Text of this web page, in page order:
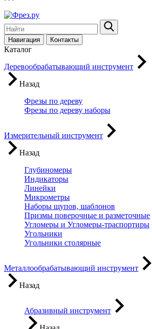
Навигация Контакты
Каталог
Деревообрабатывающий инструмент
Назад
Фрезы по дереву
Фрезы по дереву наборы
Измерительный инструмент
Назад
Глубиномеры
Индикаторы
Линейки
Микрометры
Наборы щупов, шаблонов
Призмы поверочные и разметочные
Угломеры и Угломеры-траспортиры
Угольники
Угольники столярные
Металлообрабатывающий инструмент
Назад
Абразивный инструмент